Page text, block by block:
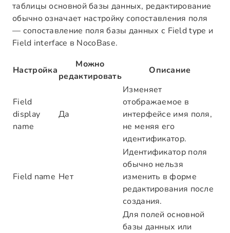
таблицы основной базы данных, редактирование
обычно означает настройку сопоставления поля
— сопоставление поля базы данных с Field type и
Field interface в NocoBase.
Настройка
Можно
редактировать
Описание
Field
display
name
Да
Изменяет
отображаемое в
интерфейсе имя поля,
не меняя его
идентификатор.
Field name Нет
Идентификатор поля
обычно нельзя
изменить в форме
редактирования после
создания.
Для полей основной
базы данных или